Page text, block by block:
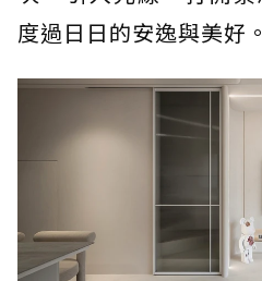
度過日日的安逸與美好。